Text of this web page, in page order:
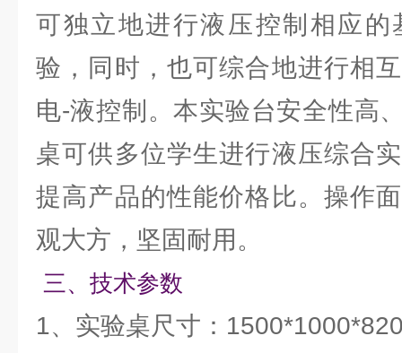
可独立地进行液压控制相应的
验，同时，也可综合地进行相
电-液控制。本实验台安全性高
桌可供多位学生进行液压综合
提高产品的性能价格比。操作
观大方，坚固耐用。
三、技术参数
1、实验桌尺寸：